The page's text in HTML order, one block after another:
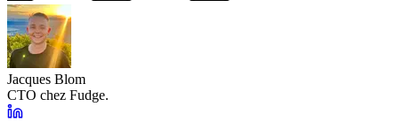
Jacques Blom
CTO chez Fudge.